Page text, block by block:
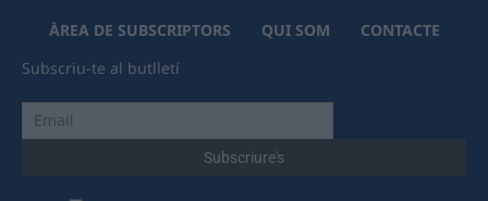
ÀREA DE SUBSCRIPTORS QUI SOM
CONTACTE
Subscriu-te al butlletí